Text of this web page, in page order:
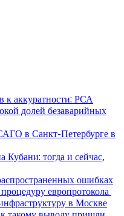
к аккуратности: РСА
долей безаварийных
в Санкт-Петербурге в
Кубани: тогда и сейчас,
ошибках
европротокола
в Москве